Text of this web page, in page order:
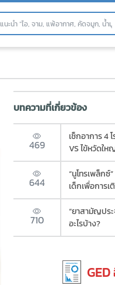
บทความที่เกี่ยวข้อง
469
เช็กอาการ 4
VS ไข้หวัดใ
644
“นูโทรเพล็ก
เด็กเพื่อการ
710
“ยาสามัญปร
อะไรบ้าง?